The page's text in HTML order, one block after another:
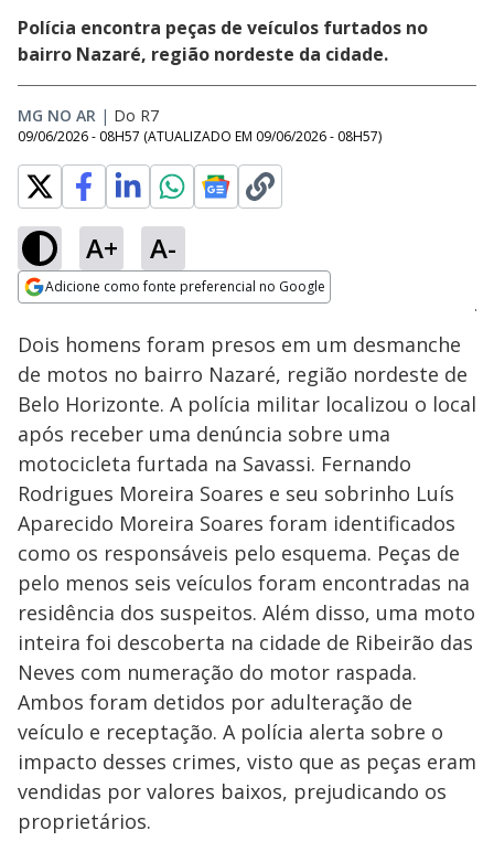
Polícia encontra peças de veículos furtados no
bairro Nazaré, região nordeste da cidade.
MG NO AR | Do R7
09/06/2026 - 08H57 (ATUALIZADO EM 09/06/2026 - 08H57)
A+ A-
Adicione como fonte preferencial no Google
Ativar
Loaded:
41.46%
Dois homens foram presos em um desmanche
de motos no bairro Nazaré, região nordeste de
Belo Horizonte. A polícia militar localizou o local
após receber uma denúncia sobre uma
motocicleta furtada na Savassi. Fernando
Rodrigues Moreira Soares e seu sobrinho Luís
Aparecido Moreira Soares foram identificados
como os responsáveis pelo esquema. Peças de
pelo menos seis veículos foram encontradas na
residência dos suspeitos. Além disso, uma moto
inteira foi descoberta na cidade de Ribeirão das
Neves com numeração do motor raspada.
Ambos foram detidos por adulteração de
veículo e receptação. A polícia alerta sobre o
impacto desses crimes, visto que as peças eram
vendidas por valores baixos, prejudicando os
proprietários.